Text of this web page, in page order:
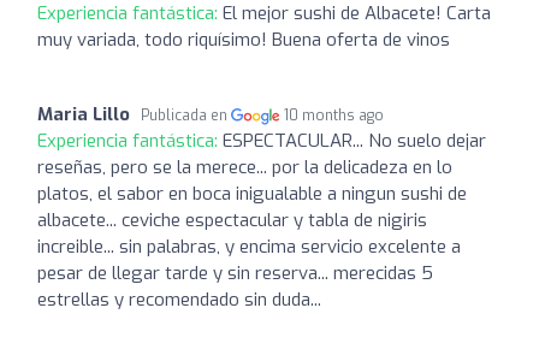
Experiencia fantástica: El mejor sushi de Albacete! Carta
muy variada, todo riquísimo! Buena oferta de vinos
Maria Lillo Publicada en 10 months ago
Experiencia fantástica: ESPECTACULAR... No suelo dejar
reseñas, pero se la merece... por la delicadeza en lo
platos, el sabor en boca inigualable a ningun sushi de
albacete... ceviche espectacular y tabla de nigiris
increible... sin palabras, y encima servicio excelente a
pesar de llegar tarde y sin reserva... merecidas 5
estrellas y recomendado sin duda...